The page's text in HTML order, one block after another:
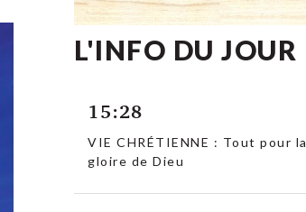
L'INFO DU JOUR
15:28
VIE CHRÉTIENNE : Tout pour la
gloire de Dieu